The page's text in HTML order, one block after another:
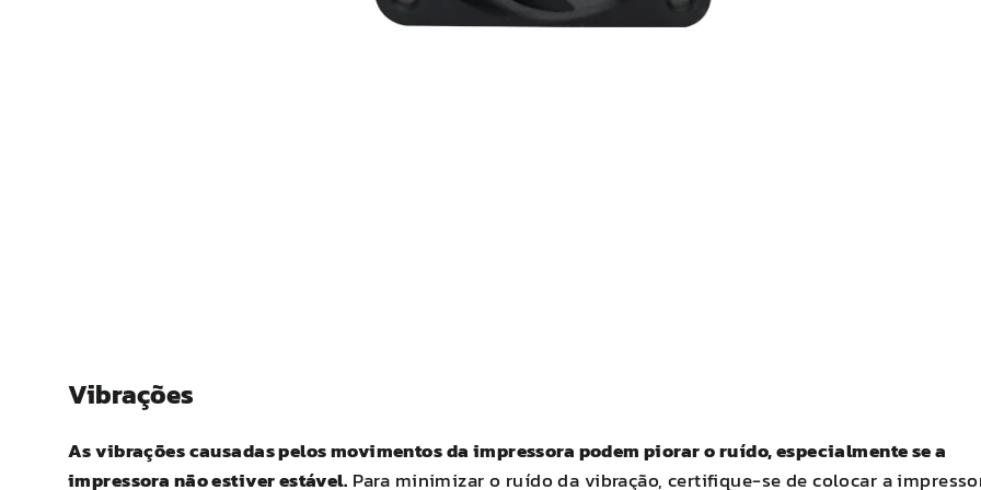
Vibrações
As vibrações causadas pelos movimentos da impressora podem piorar o ruído, especialmente se a
impressora não estiver estável. Para minimizar o ruído da vibração, certifique-se de colocar a